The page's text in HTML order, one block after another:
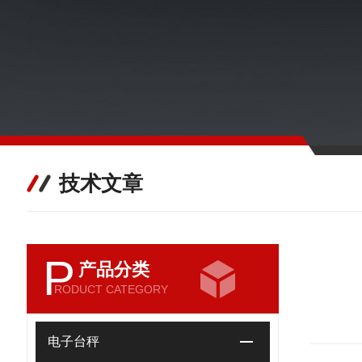
技术文章
P 产品分类
RODUCT CATEGORY
电子台秤